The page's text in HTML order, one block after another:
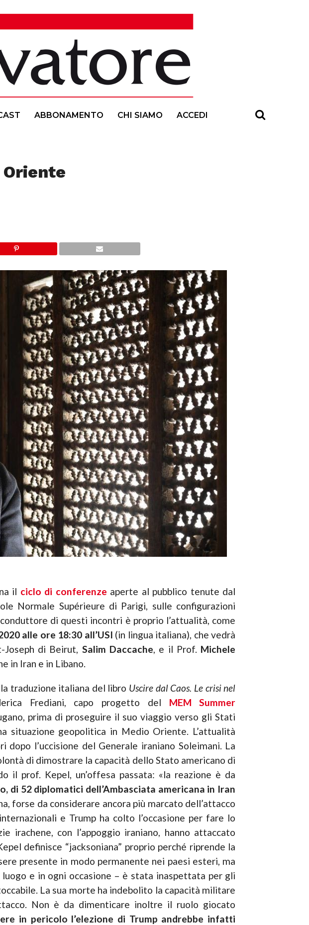
ABBONAMENTO CHI SIAMO ACCEDI
il ciclo di conferenze aperte al pubblico tenute dal
Normale Supérieure di Parigi, sulle configurazioni
di questi incontri è proprio l’attualità, come
alle ore 18:30 all’USI (in lingua italiana), che vedrà
di Beirut, Salim Daccache, e il Prof. Michele
in Iran e in Libano.
traduzione italiana del libro Uscire dal Caos. Le crisi nel
Frediani, capo progetto del MEM Summer
prima di proseguire il suo viaggio verso gli Stati
situazione geopolitica in Medio Oriente. L’attualità
l’uccisione del Generale iraniano Soleimani. La
di dimostrare la capacità dello Stato americano di
il prof. Kepel, un’offesa passata: «la reazione è da
di 52 diplomatici dell’Ambasciata americana in Iran
forse da considerare ancora più marcato dell’attacco
e Trump ha colto l’occasione per fare lo
irachene, con l’appoggio iraniano, hanno attaccato
definisce “jacksoniana” proprio perché riprende la
presente in modo permanente nei paesi esteri, ma
e in ogni occasione – è stata inaspettata per gli
La sua morte ha indebolito la capacità militare
Non è da dimenticare inoltre il ruolo giocato
in pericolo l’elezione di Trump andrebbe infatti